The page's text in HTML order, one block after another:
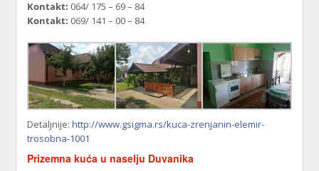
Kontakt: 064/ 175 – 69 – 84
Kontakt: 069/ 141 – 00 – 84
Detaljnije:http://www.gsigma.rs/kuca-zrenjanin-elemir-
trosobna-1001
Prizemna kuća u naselju Duvanika